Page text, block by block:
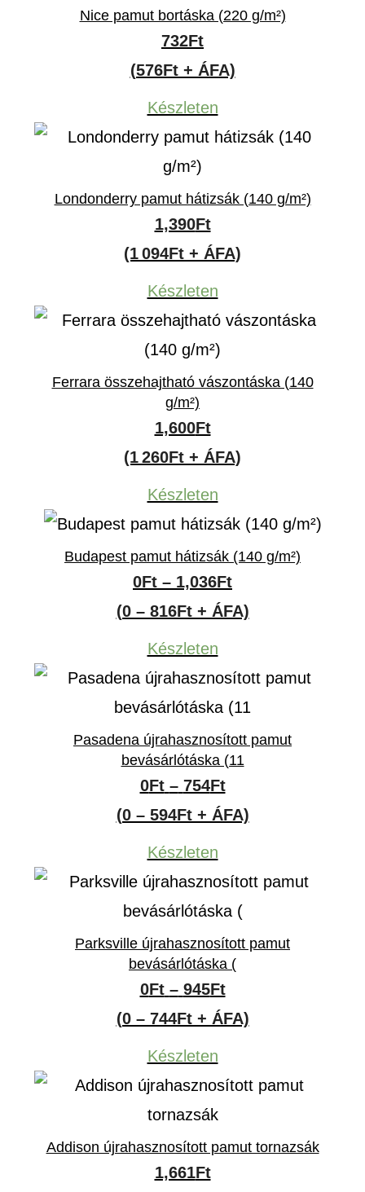
Nice pamut bortáska (220 g/m²)
732Ft
(576Ft + ÁFA)
Készleten
Londonderry pamut hátizsák (140 g/m²)
1,390Ft
(1 094Ft + ÁFA)
Készleten
Ferrara összehajtható vászontáska (140
g/m²)
1,600Ft
(1 260Ft + ÁFA)
Készleten
Budapest pamut hátizsák (140 g/m²)
0Ft – 1,036FtÁrtartomány:
0Ft
1,036Ft
(0 – 816Ft + ÁFA)
Készleten
Pasadena újrahasznosított pamut
bevásárlótáska (11
0Ft – 754FtÁrtartomány:
0Ft
754Ft
(0 – 594Ft + ÁFA)
Készleten
Parksville újrahasznosított pamut
bevásárlótáska (
0Ft – 945FtÁrtartomány:
0Ft
945Ft
(0 – 744Ft + ÁFA)
Készleten
Addison újrahasznosított pamut tornazsák
1,661Ft